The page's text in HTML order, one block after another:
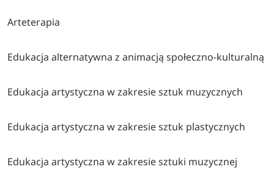
Arteterapia
Edukacja alternatywna z animacją społeczno-kulturalną
Edukacja artystyczna w zakresie sztuk muzycznych
Edukacja artystyczna w zakresie sztuk plastycznych
Edukacja artystyczna w zakresie sztuki muzycznej